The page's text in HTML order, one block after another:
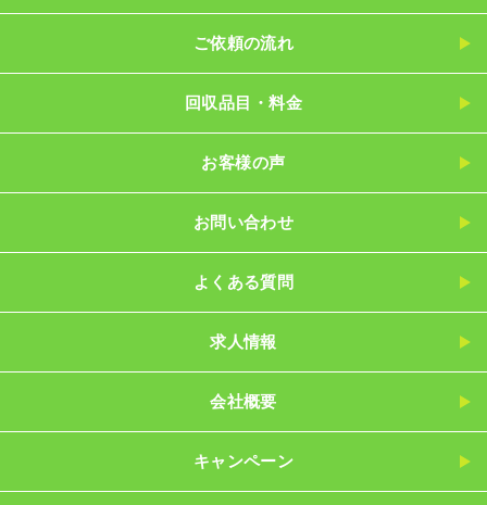
ご依頼の流れ
回収品目・料金
お客様の声
お問い合わせ
よくある質問
求人情報
会社概要
キャンペーン